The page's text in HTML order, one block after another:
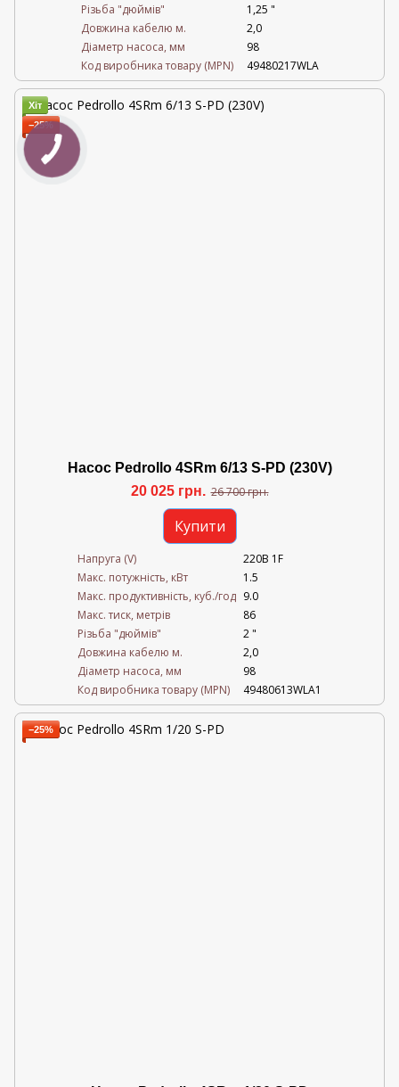
Різьба "дюймів"
1,25 "
Довжина кабелю м.
2,0
Діаметр насоса, мм
98
Код виробника товару (MPN)
49480217WLA
Хіт
−25%
Насос Pedrollo 4SRm 6/13 S-PD (230V)
20 025 грн. 26 700 грн.
Купити
Напруга (V)
220В 1F
Mакс. потужність, кВт
1.5
Mакс. продуктивність, куб./год 9.0
Maкс. тиск, метрів
86
Різьба "дюймів"
2 "
Довжина кабелю м.
2,0
Діаметр насоса, мм
98
Код виробника товару (MPN)
49480613WLA1
−25%